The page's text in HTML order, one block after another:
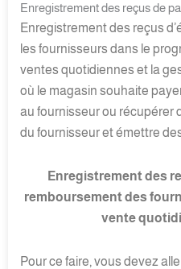
Enregistrement des reçus de
Enregistrement des reçus
les fournisseurs dans le
ventes quotidiennes et la
où le magasin souhaite
au fournisseur ou récupérer
du fournisseur et émettre
Enregistrement des
remboursement des
vente
Pour ce faire, vous devez